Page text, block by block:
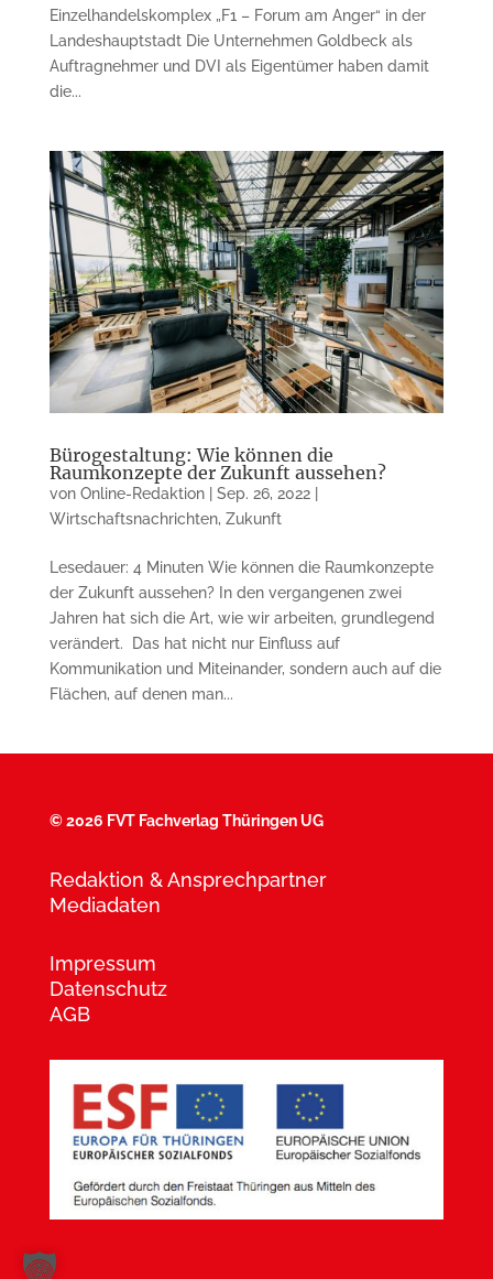
Einzelhandelskomplex „F1 – Forum am Anger“ in der
Landeshauptstadt Die Unternehmen Goldbeck als
Auftrag­nehmer und DVI als Eigen­tümer haben damit
die...
Bürogestaltung: Wie können die
Raumkonzepte der Zukunft aussehen?
von Online-Redaktion| Sep. 26, 2022|
Wirtschaftsnachrichten, Zukunft
Lesedauer: 4 Minuten Wie können die Raumkonzepte
der Zukunft aussehen? In den vergangenen zwei
Jahren hat sich die Art, wie wir arbeiten, grundlegend
verändert. ­ Das hat nicht nur Einfluss auf
Kommunikation und Miteinander, sondern auch auf die
Flächen, auf denen man...
©2026 FVT Fachverlag Thüringen UG
Redaktion & Ansprechpartner
Mediadaten
Impressum
Datenschutz
AGB